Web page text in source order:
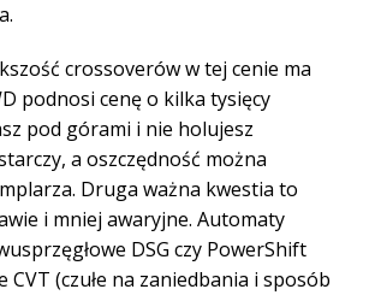
crossoverów w tej cenie ma
podnosi cenę o kilka tysięcy
pod górami i nie holujesz
a oszczędność można
Druga ważna kwestia to
i mniej awaryjne. Automaty
DSG czy PowerShift
(czułe na zaniedbania i sposób